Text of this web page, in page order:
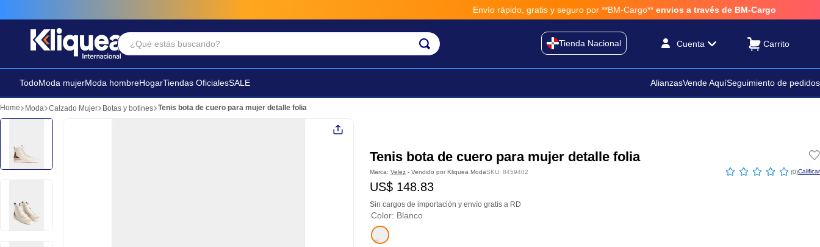
Envío rápido, gratis y seguro por **BM-Cargo** envios a través de BM-Cargo
¿Qué estás buscando?
Tienda Nacional Cuenta
TodoModa mujerModa hombreHogarTiendas OficialesSALE AlianzasVende AquíSeguimiento de pedidos
Moda Calzado Mujer Botas y botines Tenis bota de cuero para mujer detalle folia
Tenis bota de cuero para mujer detalle folia
Marca: Velez - Vendido por Kliquea ModaSKU: 8459402 ☆ ☆ ☆ ☆ ☆ (0)
US$ 148.83
Sin cargos de importación y envío gratis a RD
Color: Blanco
Términos Más Buscados
2. sandalia